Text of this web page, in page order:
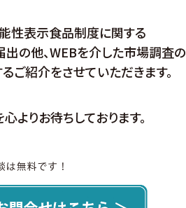
性表示食品制度に関する
の他、WEBを介した市場調査の
ご紹介をさせていただきます。
よりお待ちしております。